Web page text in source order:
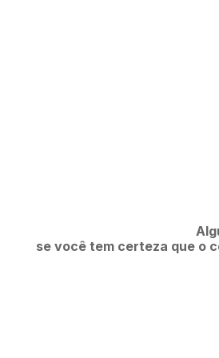
se você tem certeza que o